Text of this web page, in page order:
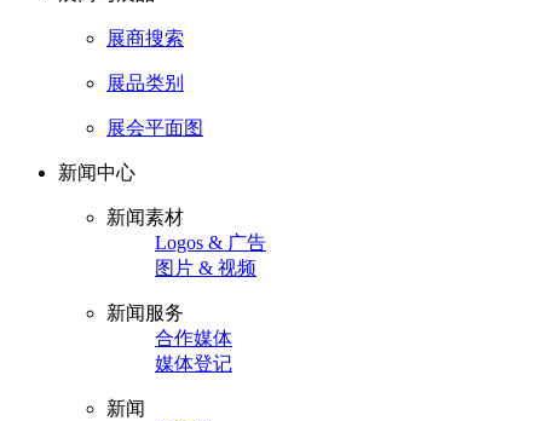
展商搜索
展品类别
展会平面图
新闻中心
新闻素材
Logos & 广告
图片 & 视频
新闻服务
合作媒体
媒体登记
新闻